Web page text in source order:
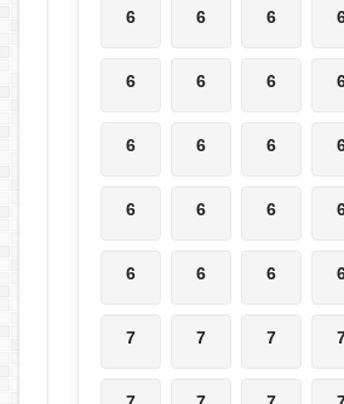
6 6 6
6 6 6
6 6 6
6 6 6
6 6 6
7 7 7